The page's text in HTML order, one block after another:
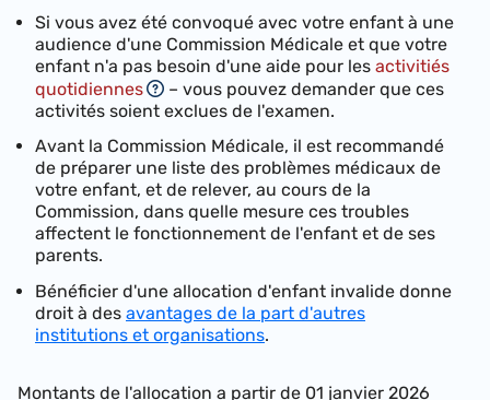
Si vous avez été convoqué avec votre enfant à une
audience d'une Commission Médicale et que votre
enfant n'a pas besoin d'une aide pour les activitiés
quotidiennes
– vous pouvez demander que ces
activités soient exclues de l'examen.
Avant la Commission Médicale, il est recommandé
de préparer une liste des problèmes médicaux de
votre enfant, et de relever, au cours de la
Commission, dans quelle mesure ces troubles
affectent le fonctionnement de l'enfant et de ses
parents.
Bénéficier d'une allocation d'enfant invalide donne
droit à des avantages de la part d'autres
institutions et organisations.
Montants de l'allocation a partir de 01 janvier 2026